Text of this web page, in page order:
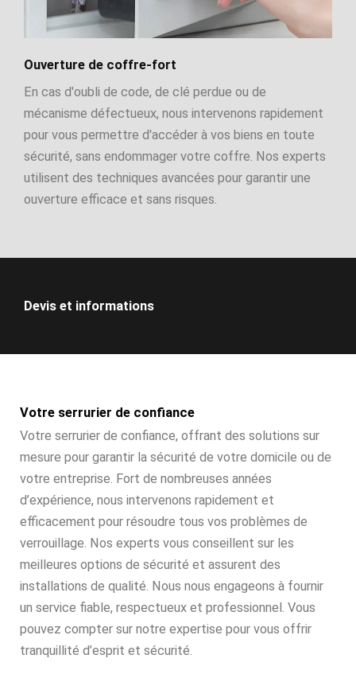
Ouverture de coffre-fort
En cas d'oubli de code, de clé perdue ou de
mécanisme défectueux, nous intervenons rapidement
pour vous permettre d'accéder à vos biens en toute
sécurité, sans endommager votre coffre. Nos experts
utilisent des techniques avancées pour garantir une
ouverture efficace et sans risques.
Devis et informations
Votre serrurier de confiance
Votre serrurier de confiance, offrant des solutions sur
mesure pour garantir la sécurité de votre domicile ou de
votre entreprise. Fort de nombreuses années
d’expérience, nous intervenons rapidement et
efficacement pour résoudre tous vos problèmes de
verrouillage. Nos experts vous conseillent sur les
meilleures options de sécurité et assurent des
installations de qualité. Nous nous engageons à fournir
un service fiable, respectueux et professionnel. Vous
pouvez compter sur notre expertise pour vous offrir
tranquillité d’esprit et sécurité.